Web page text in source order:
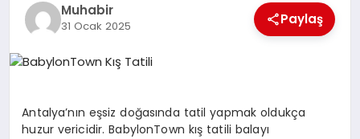
EKONOMI
SPOR
TEKNOLOJI
Muhabir
31 Ocak 2025 Paylaş
Antalya’nın eşsiz doğasında tatil yapmak oldukça
huzur vericidir. BabylonTown kış tatili balayı